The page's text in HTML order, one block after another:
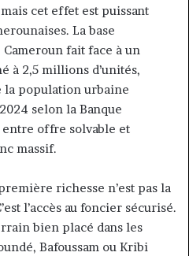
cet effet est puissant
La base
fait face à un
à 2,5 millions d’unités,
la population urbaine
selon la Banque
offre solvable et
massif.
richesse n’est pas la
l’accès au foncier sécurisé.
bien placé dans les
Bafoussam ou Kribi